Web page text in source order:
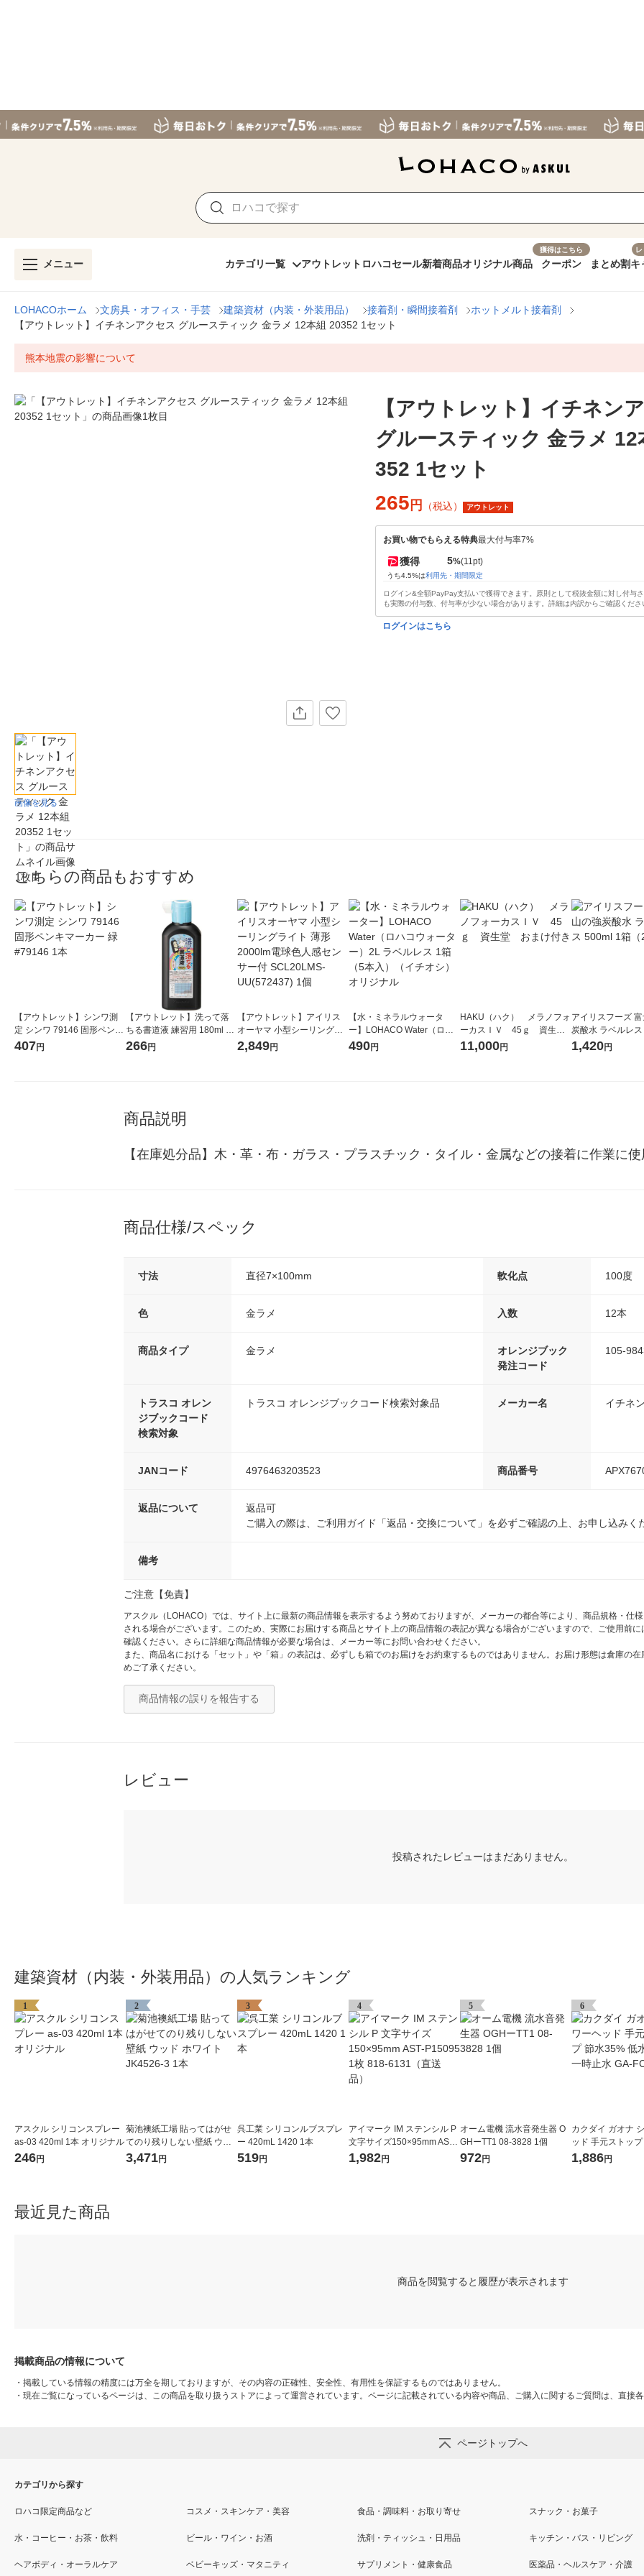
メニュー カテゴリ一覧 アウトレット ロハコセール新着商品オリジナル商品
獲得はこちら
クーポン まとめ割キ
LOHACOホーム 文房具・オフィス・手芸 建築資材（内装・外装用品） 接着剤・瞬間接着剤
ホットメルト接着剤
【アウトレット】イチネンアクセス グルースティック 金ラメ 12本組 20352 1セット
熊本地震の影響について
画像を見る
【アウトレット】イチネン
グルースティック 金ラメ 12
352 1セット
265 円 （税込） アウトレット
お買い物でもらえる特典最大付与率7%
獲得 5%(11pt)
うち4.5%は利用先・期間限定
ログイン&全額PayPay支払いで獲得できます。原則として税抜金額に対し付与
も実際の付与数、付与率が少ない場合があります。詳細は内訳からご確認くださ
ログインはこちら
こちらの商品もおすすめ
【アウトレット】シンワ測
定 シンワ 79146 固形ペンキ
マーカー 緑 #79146 1本
407円
【アウトレット】洗って落
ちる書道液 練習用 180ml BA
14-18 呉竹
266円
【アウトレット】アイリス
オーヤマ 小型シーリングラ
イト 薄形2000lm電球色人感
2,849円
【水・ミネラルウォータ
ー】LOHACO Water（ロハ
コウォーター）2L ラベルレ
490円
HAKU（ハク） メラノフォ
ーカスＩＶ 45ｇ 資生
堂 おまけ付き
11,000円
アイリスフーズ
炭酸水 ラベルレ
箱（24本入）
1,420円
商品説明
【在庫処分品】木・革・布・ガラス・プラスチック・タイル・金属などの接着に作業に使
商品仕様/スペック
寸法 直径7×100mm 軟化点 100度
色 金ラメ 入数 12本
商品タイプ 金ラメ
オレンジブック
発注コード
105-
トラスコ オレン
ジブックコード
検索対象
トラスコ オレンジブックコード検索対象品 メーカー名 イチネ
JANコード 4976463203523 商品番号
返品について
返品可
ご購入の際は、ご利用ガイド「返品・交換について」を必ずご確認の上、お申し込みく
備考
ご注意【免責】
アスクル（LOHACO）では、サイト上に最新の商品情報を表示するよう努めておりますが、メーカーの都合等により、商品規格・仕
される場合がございます。このため、実際にお届けする商品とサイト上の商品情報の表記が異なる場合がございますので、ご使用前
確認ください。さらに詳細な商品情報が必要な場合は、メーカー等にお問い合わせください。
また、商品名における「セット」や「箱」の表記は、必ずしも箱でのお届けをお約束するものではありません。お届け形態は倉庫の
めご了承ください。
商品情報の誤りを報告する
レビュー
投稿されたレビューはまだありません。
建築資材（内装・外装用品）の人気ランキング
1
アスクル シリコンスプレー
as-03 420ml 1本 オリジナル
246円
2
菊池襖紙工場 貼ってはがせ
てのり残りしない壁紙 ウッ
ド ホワイト JK4526-3 1本
3,471円
3
呉工業 シリコンルブスプレ
ー 420mL 1420 1本
519円
4
アイマーク IM ステンシル P
文字サイズ150×95mm AST-
P15095 1枚 818-6131（直
1,982円
5
オーム電機 流水音発生器 O
GHーTT1 08-3828 1個
972円
6
カクダイ ガオナ
ッド 手元ストッ
低水圧対応 一時止
1,886円
最近見た商品
商品を閲覧すると履歴が表示されます
掲載商品の情報について
・ 掲載している情報の精度には万全を期しておりますが、その内容の正確性、安全性、有用性を保証するものではありません。
・ 現在ご覧になっているページは、この商品を取り扱うストアによって運営されています。ページに記載されている内容や商品、ご購入に関するご質問は、直接
ページトップへ
カテゴリから探す
ロハコ限定商品など コスメ・スキンケア・美容 食品・調味料・お取り寄せ スナック・お菓子
水・コーヒー・お茶・飲料 ビール・ワイン・お酒 洗剤・ティッシュ・日用品 キッチン・バス・リビング
ヘアボディ・オーラルケア ベビーキッズ・マタニティ サプリメント・健康食品 医薬品・ヘルスケア・介護